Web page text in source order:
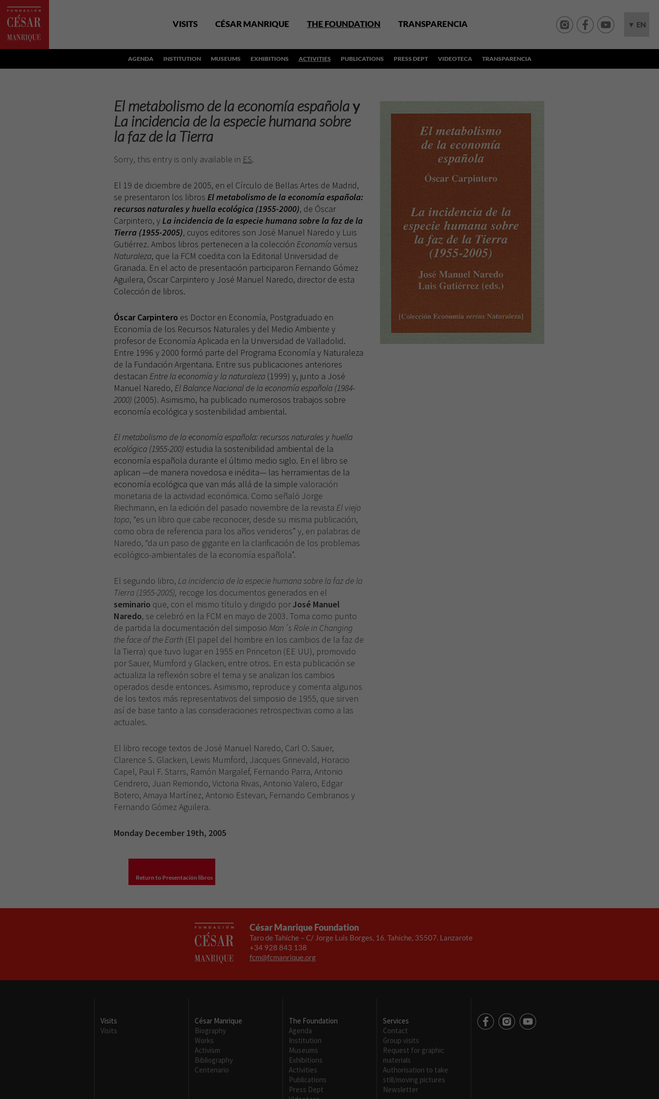
VISITS CÉSAR MANRIQUE THE FOUNDATION TRANSPARENCIA ▼ EN
AGENDA INSTITUTION MUSEUMS EXHIBITIONS ACTIVITIES PUBLICATIONS PRESS DEPT VIDEOTECA TRANSPARENCIA
El metabolismo de la economía españolay
La incidencia de la especie humana sobre
la faz de la Tierra
Sorry, this entry is only available in ES.
El 19 de diciembre de 2005, en el Círculo de Bellas Artes de Madrid,
se presentaron los libros El metabolismo de la economía española:
recursos naturales y huella ecológica (1955-2000), de Óscar
Carpintero, yLa incidencia de la especie humana sobre la faz de la
Tierra (1955-2005), cuyos editores son José Manuel Naredo y Luis
Gutiérrez. Ambos libros pertenecen a la colección Economíaversus
Naturaleza, que la FCM coedita con la Editorial Universidad de
Granada. En el acto de presentación participaron Fernando Gómez
Aguilera, Óscar Carpintero y José Manuel Naredo, director de esta
Colección de libros.
Óscar Carpintero es Doctor en Economía, Postgraduado en
Economía de los Recursos Naturales y del Medio Ambiente y
profesor de Economía Aplicada en la Universidad de Valladolid.
Entre 1996 y 2000 formó parte del Programa Economía y Naturaleza
de la Fundación Argentaria. Entre sus publicaciones anteriores
destacan Entre la economía y la naturaleza (1999) y, junto a José
Manuel Naredo, El Balance Nacional de la economía española (1984-
2000) (2005). Asimismo, ha publicado numerosos trabajos sobre
economía ecológica y sostenibilidad ambiental.
El metabolismo de la economía española: recursos naturales y huella
ecológica (1955-200) estudia la sostenibilidad ambiental de la
economía española durante el último medio siglo. En el libro se
aplican —de manera novedosa e inédita— las herramientas de la
economía ecológica que van más allá de la simple valoración
monetaria de la actividad económica. Como señaló Jorge
Riechmann, en la edición del pasado noviembre de la revista El viejo
topo, “es un libro que cabe reconocer, desde su misma publicación,
como obra de referencia para los años venideros” y, en palabras de
Naredo, “da un paso de gigante en la clarificación de los problemas
ecológico-ambientales de la economía española”.
El segundo libro, La incidencia de la especie humana sobre la faz de la
Tierra (1955-2005), recoge los documentos generados en el
seminario que, con el mismo título y dirigido porJosé Manuel
Naredo, se celebró en la FCM en mayo de 2003. Toma como punto
de partida la documentación del simposio Man´s Role in Changing
the face of the Earth (El papel del hombre en los cambios de la faz de
la Tierra) que tuvo lugar en 1955 en Princeton (EE UU), promovido
por Sauer, Mumford y Glacken, entre otros. En esta publicación se
actualiza la reflexión sobre el tema y se analizan los cambios
operados desde entonces. Asimismo, reproduce y comenta algunos
de los textos más representativos del simposio de 1955, que sirven
así de base tanto a las consideraciones retrospectivas como a las
actuales.
El libro recoge textos de José Manuel Naredo, Carl O. Sauer,
Clarence S. Glacken, Lewis Mumford, Jacques Grinevald, Horacio
Capel, Paul F. Starrs, Ramón Margalef, Fernando Parra, Antonio
Cendrero, Juan Remondo, Victoria Rivas, Antonio Valero, Edgar
Botero, Amaya Martínez, Antonio Estevan, Fernando Cembranos y
Fernando Gómez Aguilera.
Monday December 19th, 2005
Return to Presentación libros
César Manrique Foundation
Taro de Tahíche – C/ Jorge Luis Borges, 16. Tahíche, 35507. Lanzarote
+34 928 843 138
fcm@fcmanrique.org
Visits
Visits
César Manrique
Biography
Works
Activism
Bibliography
Centenario
The Foundation
Agenda
Institution
Museums
Exhibitions
Activities
Publications
Press Dept
Services
Contact
Group visits
Request for graphic
materials
Authorisation to take
still/moving pictures
Newsletter
Experiencia
mejor posible
funcionalidades
desaparecerán